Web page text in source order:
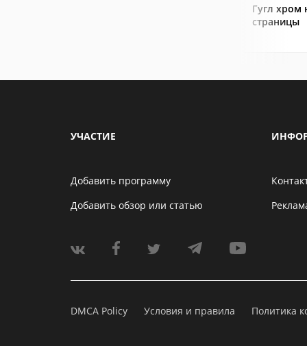
Гугл хром
страницы
УЧАСТИЕ
Добавить программу
Добавить обзор или статью
DMCA Policy Условия и правила Политика